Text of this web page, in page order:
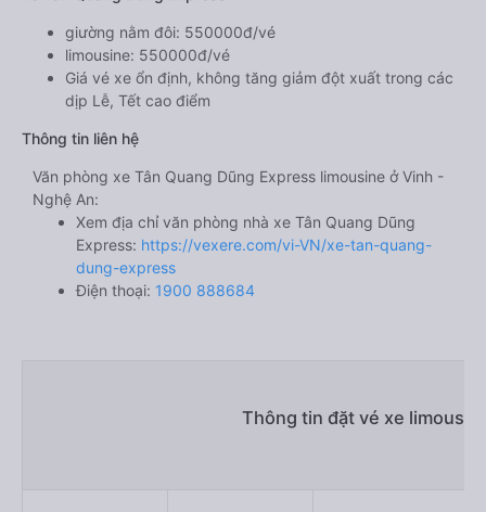
giường nằm đôi: 550000đ/vé
limousine: 550000đ/vé
Giá vé xe ổn định, không tăng giảm đột xuất trong các
dịp Lễ, Tết cao điểm
Thông tin liên hệ
Văn phòng xe Tân Quang Dũng Express limousine ở Vinh -
Nghệ An:
Xem địa chỉ văn phòng nhà xe Tân Quang Dũng
Express: https://vexere.com/vi-VN/xe-tan-quang-
dung-express
Điện thoại: 1900 888684
Thông tin đặt vé xe